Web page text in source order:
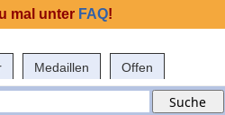
Medaillen Offen
mal unter FAQ!